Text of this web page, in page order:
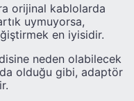
orijinal kablolarda
uymuyorsa,
en iyisidir.
neden olabilecek
olduğu gibi, adaptör